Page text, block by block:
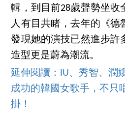
輯，到目前28歲聲勢坐收
人有目共睹，去年的《德
發現她的演技已然進步許
造型更是蔚為潮流。
延伸閱讀：IU、秀智、潤
成功的韓國女歌手，不只
掛！